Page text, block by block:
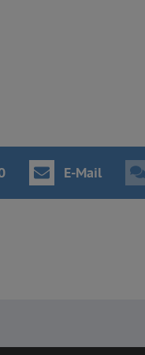
E-Mail